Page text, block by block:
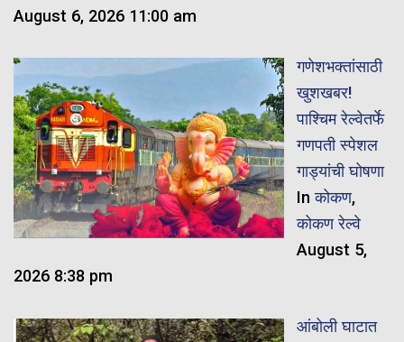
August 6, 2026 11:00 am
गणेशभक्तांसाठी
खुशखबर!
पाश्चिम रेल्वेतर्फे
गणपती स्पेशल
गाड्यांची घोषणा
Inकोकण,
कोकण रेल्वे
August 5,
2026 8:38 pm
आंबोली घाटात